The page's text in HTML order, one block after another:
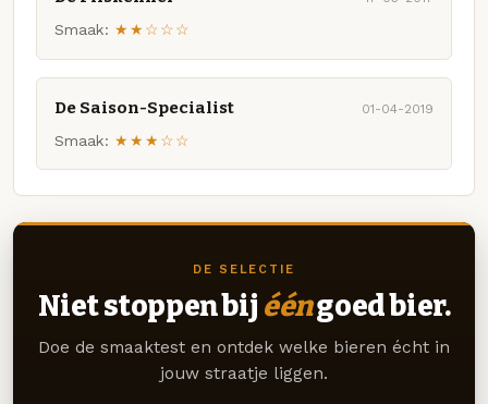
Smaak: ★★☆☆☆
De Saison-Specialist 01-04-2019
Smaak: ★★★☆☆
DE SELECTIE
Niet stoppen bij ééngoed bier.
Doe de smaaktest en ontdek welke bieren écht in
jouw straatje liggen.